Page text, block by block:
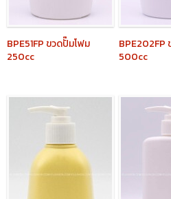
BPE51FP ขวดปั๊มโฟม
250cc
BPE202FP
500cc